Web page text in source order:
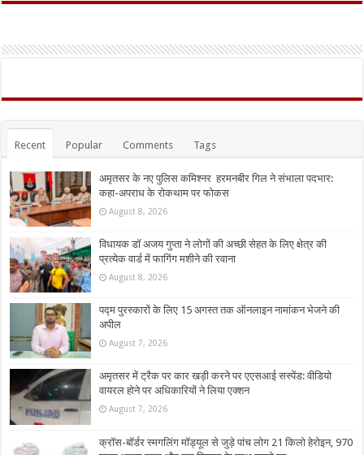
Recent Popular Comments Tags
अमृतसर के नए पुलिस कमिश्नर हरमनबीर गिल ने संभाला पदभार:
कहा-अपराध के रोकथाम पर फोकस
August 8, 2026
विधायक डॉ अजय गुप्ता ने लोगों की अच्छी सेहत के लिए क्षेत्र की
प्रत्येक वार्ड में फागिंग मशीने की रवाना
August 8, 2026
पद्म पुरस्कारों के लिए 15 अगस्त तक ऑनलाइन नामांकन भेजने की
अपील
August 7, 2026
अमृतसर में ट्रैक पर कार खड़ी करने पर एएसआई सस्पेंड: वीडियो
वायरल होने पर अधिकारियों ने लिया एक्शन
August 7, 2026
क्रॉस-बॉर्डर स्मगलिंग मॉड्यूल से जुड़े पांच लोग 21 किलो हेरोइन, 970